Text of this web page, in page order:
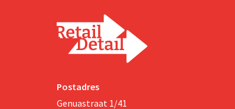
Postadres
Genuastraat 1/41